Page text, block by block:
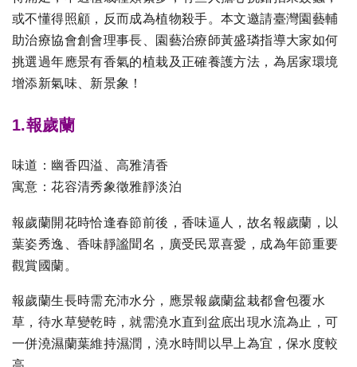
或不懂得照顧，反而成為植物殺手。本文邀請臺灣園藝輔
助治療協會創會理事長、園藝治療師黃盛璘指導大家如何
挑選過年應景有香氣的植栽及正確養護方法，為居家環境
增添新氣味、新景象！
1.報歲蘭
味道：幽香四溢、高雅清香
寓意：花容清秀象徵雅靜淡泊
報歲蘭開花時恰逢春節前後，香味逼人，故名報歲蘭，以
葉姿秀逸、香味靜謐聞名，廣受民眾喜愛，成為年節重要
觀賞國蘭。
報歲蘭生長時需充沛水分，應景報歲蘭盆栽都會包覆水
草，待水草變乾時，就需澆水直到盆底出現水流為止，可
一併澆濕蘭葉維持濕潤，澆水時間以早上為宜，保水度較